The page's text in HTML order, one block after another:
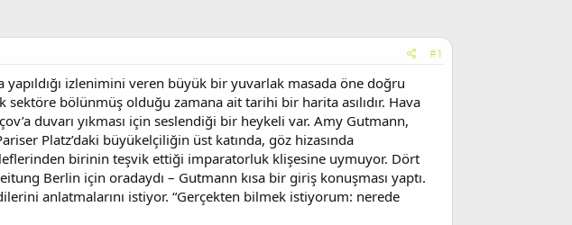
#1
izlenimini veren büyük bir yuvarlak masada öne doğru
bölünmüş olduğu zamana ait tarihi bir harita asılıdır. Hava
duvarı yıkması için seslendiği bir heykeli var. Amy Gutmann,
Platz’daki büyükelçiliğin üst katında, göz hizasında
birinin teşvik ettiği imparatorluk klişesine uymuyor. Dört
Berlin için oradaydı – Gutmann kısa bir giriş konuşması yaptı.
anlatmalarını istiyor. “Gerçekten bilmek istiyorum: nerede